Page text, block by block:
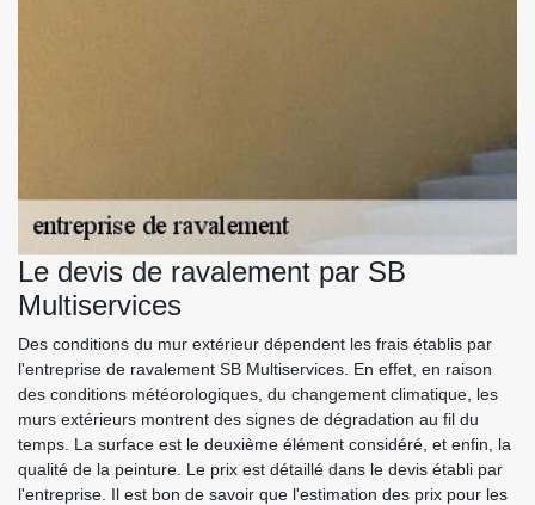
Le devis de ravalement par SB
Multiservices
Des conditions du mur extérieur dépendent les frais établis par
l'entreprise de ravalement SB Multiservices. En effet, en raison
des conditions météorologiques, du changement climatique, les
murs extérieurs montrent des signes de dégradation au fil du
temps. La surface est le deuxième élément considéré, et enfin, la
qualité de la peinture. Le prix est détaillé dans le devis établi par
l'entreprise. Il est bon de savoir que l'estimation des prix pour les